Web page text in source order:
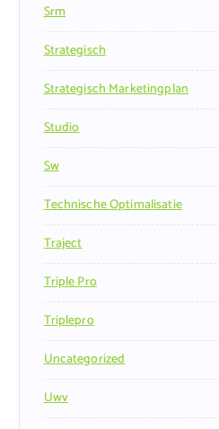
Srm
Strategisch
Strategisch Marketingplan
Studio
Sw
Technische Optimalisatie
Traject
Triple Pro
Triplepro
Uncategorized
Uwv